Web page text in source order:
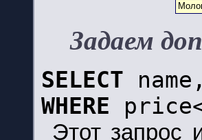
Задаем
SELECT
WHERE
Этот запрос